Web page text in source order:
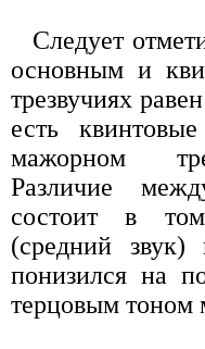
Следует
основным и
трезвучиях
есть
мажорном
Различие
состоит в
(средний звук)
понизился на
терцовым тоном